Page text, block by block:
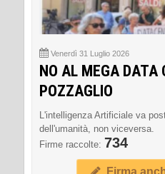
Venerdì 31 Luglio 2026
NO AL MEGA DATA
POZZAGLIO
L'intelligenza Artificiale va
dell'umanità, non viceversa.
Firme raccolte: 734